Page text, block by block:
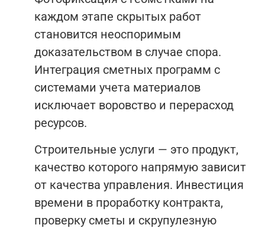
каждом этапе скрытых работ
становится неоспоримым
доказательством в случае спора.
Интеграция сметных программ с
системами учета материалов
исключает воровство и перерасход
ресурсов.
Строительные услуги — это продукт,
качество которого напрямую зависит
от качества управления. Инвестиция
времени в проработку контракта,
проверку сметы и скрупулезную